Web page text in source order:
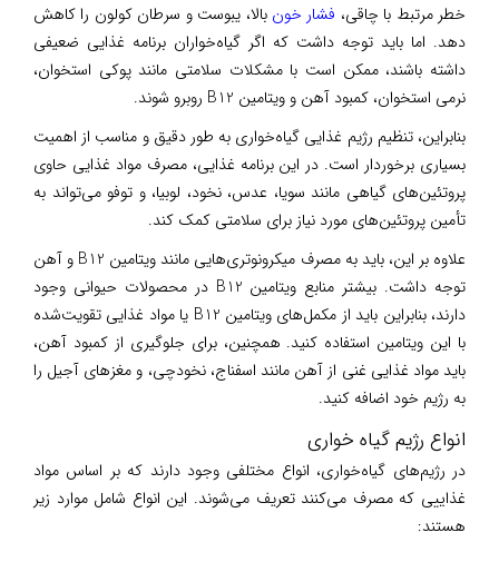
خطر مرتبط با چاقی، فشار خون بالا، یبوست و سرطان کولون را کاهش
دهد. اما باید توجه داشت که اگر گیاه‌خواران برنامه غذایی ضعیفی
داشته باشند، ممکن است با مشکلات سلامتی مانند پوکی استخوان،
نرمی استخوان، کمبود آهن و ویتامین B12 روبرو شوند.
بنابراین، تنظیم رژیم غذایی گیاه‌خواری به طور دقیق و مناسب از اهمیت
بسیاری برخوردار است. در این برنامه غذایی، مصرف مواد غذایی حاوی
پروتئین‌های گیاهی مانند سویا، عدس، نخود، لوبیا، و توفو می‌تواند به
تأمین پروتئین‌های مورد نیاز برای سلامتی کمک کند.
علاوه بر این، باید به مصرف میکرونوتری‌هایی مانند ویتامین B12 و آهن
توجه داشت. بیشتر منابع ویتامین B12 در محصولات حیوانی وجود
دارند، بنابراین باید از مکمل‌های ویتامین B12 یا مواد غذایی تقویت‌شده
با این ویتامین استفاده کنید. همچنین، برای جلوگیری از کمبود آهن،
باید مواد غذایی غنی از آهن مانند اسفناج، نخودچی، و مغزهای آجیل را
به رژیم خود اضافه کنید.
انواع رژیم گیاه خواری
در رژیم‌های گیاه‌خواری، انواع مختلفی وجود دارند که بر اساس مواد
غذاییی که مصرف می‌کنند تعریف می‌شوند. این انواع شامل موارد زیر
هستند: